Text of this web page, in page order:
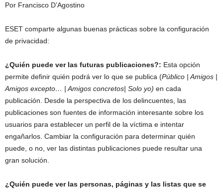
Por Francisco D’Agostino
ESET comparte algunas buenas prácticas sobre la configuración
de privacidad:
¿Quién puede ver las futuras publicaciones?: Esta opción
permite definir quién podrá ver lo que se publica (Público | Amigos |
Amigos excepto… | Amigos concretos| Solo yo) en cada
publicación. Desde la perspectiva de los delincuentes, las
publicaciones son fuentes de información interesante sobre los
usuarios para establecer un perfil de la víctima e intentar
engañarlos. Cambiar la configuración para determinar quién
puede, o no, ver las distintas publicaciones puede resultar una
gran solución.
¿Quién puede ver las personas, páginas y las listas que se